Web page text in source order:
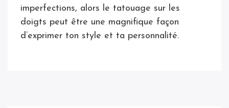
imperfections, alors le tatouage sur les
doigts peut être une magnifique façon
d’exprimer ton style et ta personnalité.